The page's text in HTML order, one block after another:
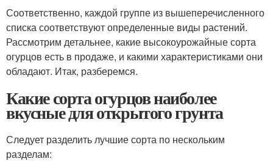
Соответственно, каждой группе из вышеперечисленного
списка соответствуют определенные виды растений.
Рассмотрим детальнее, какие высокоурожайные сорта
огурцов есть в продаже, и какими характеристиками они
обладают. Итак, разберемся.
Какие сорта огурцов наиболее
вкусные для открытого грунта
Следует разделить лучшие сорта по нескольким
разделам: